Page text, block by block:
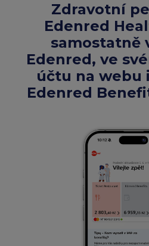
Zdravotní
Edenred
samostatně
Edenred, ve
účtu na webu
Edenred